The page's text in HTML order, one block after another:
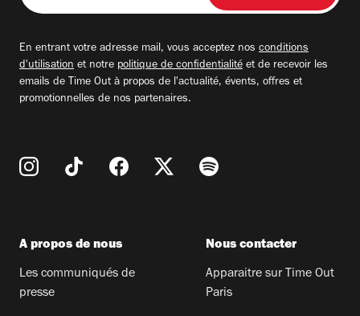
adresse
En entrant votre adresse mail, vous acceptez nos conditions
d'utilisation et notre politique de confidentialité et de recevoir les
emails de Time Out à propos de l'actualité, évents, offres et
promotionnelles de nos partenaires.
A propos de nous
Les communiqués de
presse
Nous contacter
Apparaitre sur Time Out
Paris